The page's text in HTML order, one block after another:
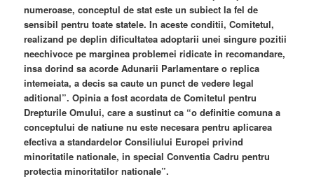
numeroase, conceptul de stat este un subiect la fel de
sensibil pentru toate statele. In aceste conditii, Comitetul,
realizand pe deplin dificultatea adoptarii unei singure pozitii
neechivoce pe marginea problemei ridicate in recomandare,
insa dorind sa acorde Adunarii Parlamentare o replica
intemeiata, a decis sa caute un punct de vedere legal
aditional”. Opinia a fost acordata de Comitetul pentru
Drepturile Omului, care a sustinut ca “o definitie comuna a
conceptului de natiune nu este necesara pentru aplicarea
efectiva a standardelor Consiliului Europei privind
minoritatile nationale, in special Conventia Cadru pentru
protectia minoritatilor nationale”.